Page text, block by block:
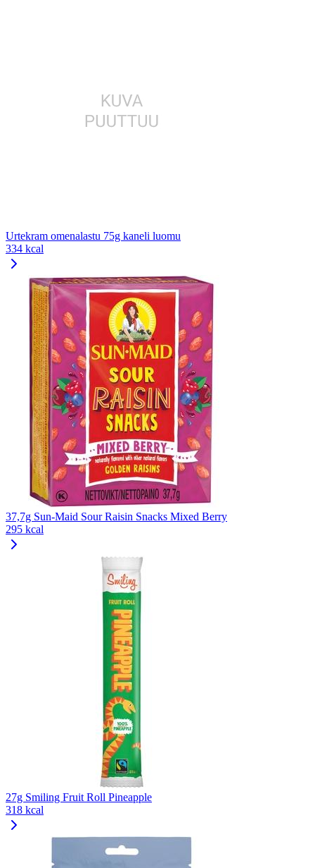
Urtekram omenalastu 75g kaneli luomu
334 kcal
37,7g Sun-Maid Sour Raisin Snacks Mixed Berry
295 kcal
27g Smiling Fruit Roll Pineapple
318 kcal